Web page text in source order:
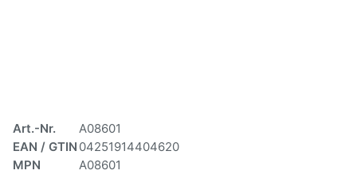
Art.-Nr.
A08601
EAN / GTIN 04251914404620
MPN
A08601